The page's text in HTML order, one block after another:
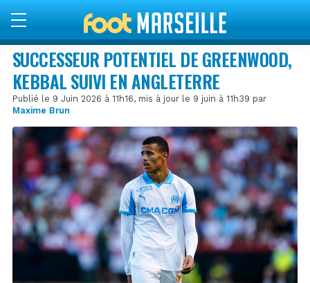
SUCCESSEUR POTENTIEL DE GREENWOOD,
KEBBAL SUIVI EN ANGLETERRE
Publié le 9 Juin 2026 à 11h16, mis à jour le 9 juin à 11h39 par
Maxime Brun